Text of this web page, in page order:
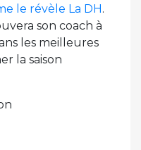
le révèle La DH .
son coach à
les meilleures
la saison